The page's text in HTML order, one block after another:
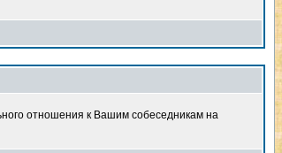
отношения к Вашим собеседникам на